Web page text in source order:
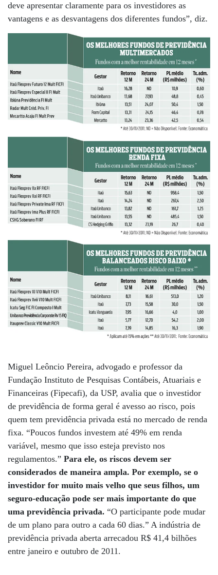
deve apresentar claramente para os investidores as
vantagens e as desvantagens dos diferentes fundos”, diz.
Miguel Leôncio Pereira, advogado e professor da
Fundação Instituto de Pesquisas Contábeis, Atuariais e
Financeiras (Fipecafi), da USP, avalia que o investidor
de previdência de forma geral é avesso ao risco, pois
quem tem previdência privada está no mercado de renda
fixa. “Poucos fundos investem até 49% em renda
variável, mesmo que isso esteja previsto nos
regulamentos.” Para ele, os riscos devem ser
considerados de maneira ampla. Por exemplo, se o
investidor for muito mais velho que seus filhos, um
seguro-educação pode ser mais importante do que
uma previdência privada. “O participante pode mudar
de um plano para outro a cada 60 dias.” A indústria de
previdência privada aberta arrecadou R$ 41,4 bilhões
entre janeiro e outubro de 2011.